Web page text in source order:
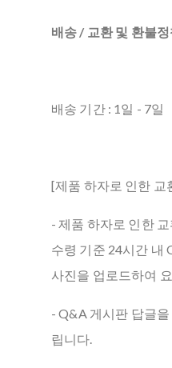
배송 / 교환 및 환불정
배송 기간 : 1일 - 7일
[제품 하자로 인한 교
- 제품 하자로 인한
수령 기준 24시간 내
사진을 업로드하여
- Q&A 게시판 답글
립니다.